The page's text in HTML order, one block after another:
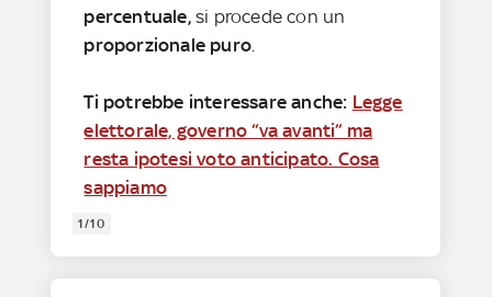
percentuale,si procede con un
proporzionale puro
Ti potrebbe interessare anche: Legge
elettorale, governo “va avanti” ma
resta ipotesi voto anticipato. Cosa
sappiamo
1/10